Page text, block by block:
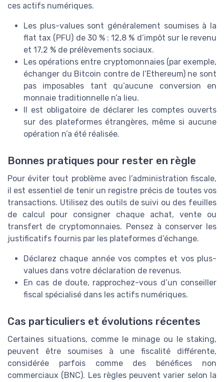
ces actifs numériques.
Les plus-values sont généralement soumises à la
flat tax (PFU) de 30 % : 12,8 % d’impôt sur le revenu
et 17,2 % de prélèvements sociaux.
Les opérations entre cryptomonnaies (par exemple,
échanger du Bitcoin contre de l’Ethereum) ne sont
pas imposables tant qu’aucune conversion en
monnaie traditionnelle n’a lieu.
Il est obligatoire de déclarer les comptes ouverts
sur des plateformes étrangères, même si aucune
opération n’a été réalisée.
Bonnes pratiques pour rester en règle
Pour éviter tout problème avec l’administration fiscale,
il est essentiel de tenir un registre précis de toutes vos
transactions. Utilisez des outils de suivi ou des feuilles
de calcul pour consigner chaque achat, vente ou
transfert de cryptomonnaies. Pensez à conserver les
justificatifs fournis par les plateformes d’échange.
Déclarez chaque année vos comptes et vos plus-
values dans votre déclaration de revenus.
En cas de doute, rapprochez-vous d’un conseiller
fiscal spécialisé dans les actifs numériques.
Cas particuliers et évolutions récentes
Certaines situations, comme le minage ou le staking,
peuvent être soumises à une fiscalité différente,
considérée parfois comme des bénéfices non
commerciaux (BNC). Les règles peuvent varier selon la